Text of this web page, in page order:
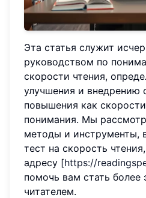
Эта статья служит
руководством по
скорости чтения,
улучшения и внедрению
повышения как
понимания. Мы
методы и инструменты,
тест на скорость
адресу [https://
помочь вам стать
читателем.